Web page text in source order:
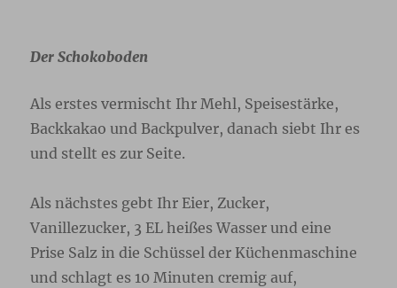
Der Schokoboden
Als erstes vermischt Ihr Mehl, Speisestärke,
Backkakao und Backpulver, danach siebt Ihr es
und stellt es zur Seite.
Als nächstes gebt Ihr Eier, Zucker,
Vanillezucker, 3 EL heißes Wasser und eine
Prise Salz in die Schüssel der Küchenmaschine
und schlagt es 10 Minuten cremig auf,